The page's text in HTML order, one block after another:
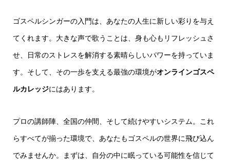
ゴスペルシンガーの入門は、あなたの人生に新しい彩りを与え
てくれます。大きな声で歌うことは、身も心もリフレッシュさ
せ、日常のストレスを解消する素晴らしいパワーを持っていま
す。そして、その一歩を支える最強の環境がオンラインゴスペ
ルカレッジにはあります。
プロの講師陣、全国の仲間、そして続けやすいシステム。これ
らすべてが揃った環境で、あなたもゴスペルの世界に飛び込ん
でみませんか。まずは、自分の中に眠っている可能性を信じて